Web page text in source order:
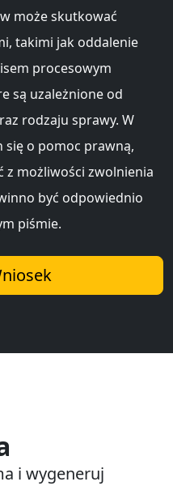
może skutkować
takimi jak oddalenie
procesowym
są uzależnione od
rodzaju sprawy. W
się o pomoc prawną,
z możliwości zwolnienia
być odpowiednio
piśmie.
i wygeneruj